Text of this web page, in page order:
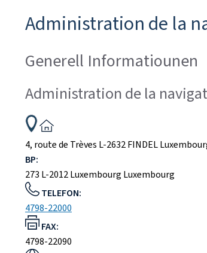
Administration de la
Generell Informatiounen
Administration de la
4, route de Trèves L-2632FINDEL
BP:
273 L-2012Luxembourg Luxembourg
TELEFON:
4798-22000
FAX:
4798-22090